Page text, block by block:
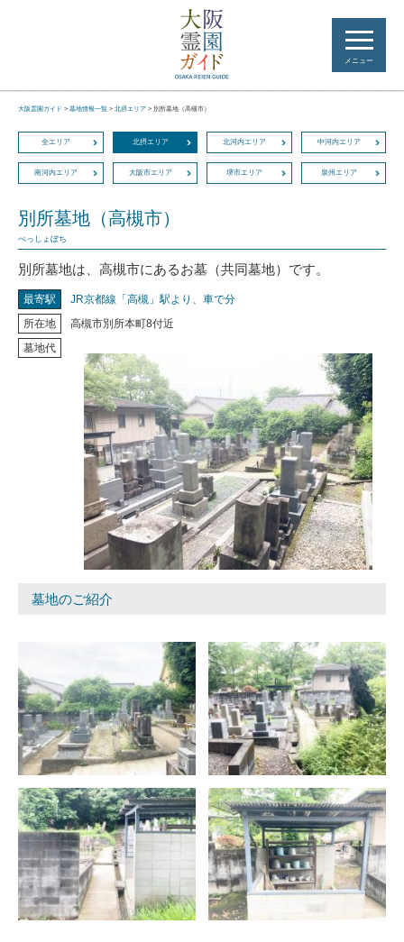
メニュー
大阪霊園ガイド > 墓地情報一覧 > 北摂エリア > 別所墓地（高槻市）
全エリア 北摂エリア 北河内エリア 中河内エリア
南河内エリア 大阪市エリア 堺市エリア 泉州エリア
別所墓地（高槻市）
べっしょぼち
別所墓地は、高槻市にあるお墓（共同墓地）です。
最寄駅
JR京都線「高槻」駅より、車で分
所在地
高槻市別所本町8付近
墓地代
墓地のご紹介